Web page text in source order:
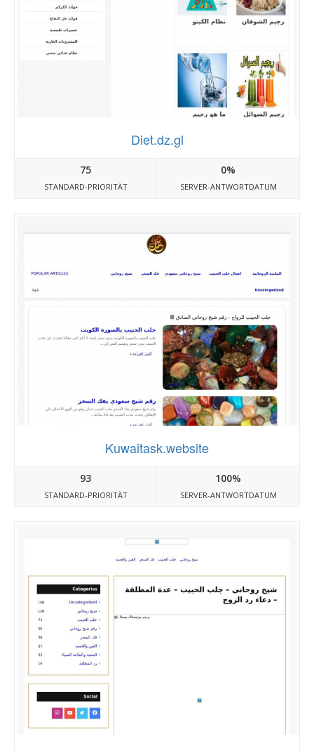
Diet.dz.gl
75
STANDARD-PRIORITÄT
0%
SERVER-ANTWORTDATUM
Kuwaitask.website
93
STANDARD-PRIORITÄT
100%
SERVER-ANTWORTDATUM